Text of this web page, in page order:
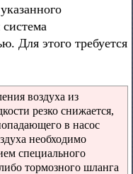
Для этого требуется
воздуха из
резко снижается,
в насос
необходимо
специального
тормозного шланга